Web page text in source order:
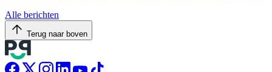
Alle berichten
Terug naar boven